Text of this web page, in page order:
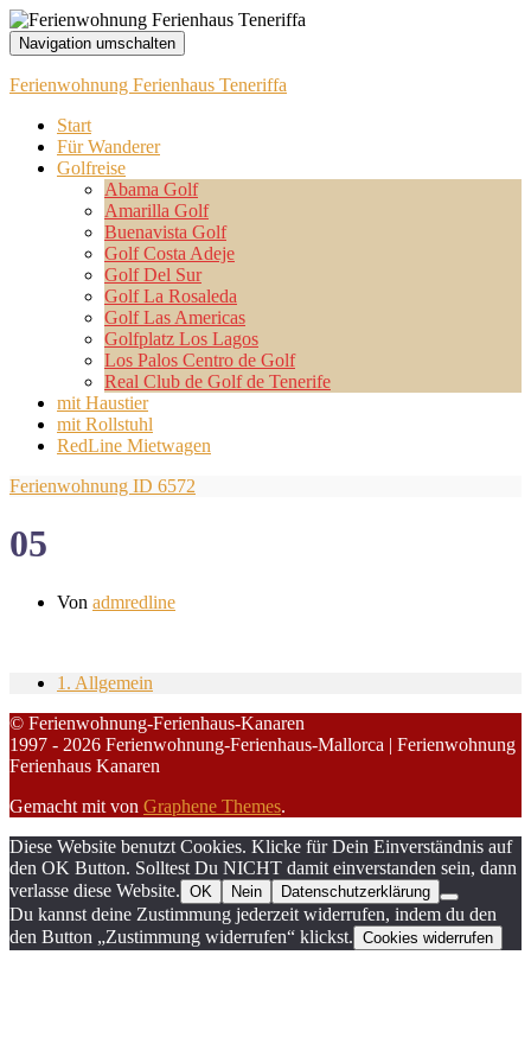
Navigation umschalten
Ferienwohnung Ferienhaus Teneriffa
Start
Für Wanderer
Golfreise
Abama Golf
Amarilla Golf
Buenavista Golf
Golf Costa Adeje
Golf Del Sur
Golf La Rosaleda
Golf Las Americas
Golfplatz Los Lagos
Los Palos Centro de Golf
Real Club de Golf de Tenerife
mit Haustier
mit Rollstuhl
RedLine Mietwagen
Ferienwohnung ID 6572
05
Von admredline
1. Allgemein
© Ferienwohnung-Ferienhaus-Kanaren
1997 - 2026 Ferienwohnung-Ferienhaus-Mallorca | Ferienwohnung
Ferienhaus Kanaren
Gemacht mit von Graphene Themes.
Diese Website benutzt Cookies. Klicke für Dein Einverständnis auf
den OK Button. Solltest Du NICHT damit einverstanden sein, dann
verlasse diese Website. OK Nein Datenschutzerklärung
Du kannst deine Zustimmung jederzeit widerrufen, indem du den
den Button „Zustimmung widerrufen“ klickst. Cookies widerrufen